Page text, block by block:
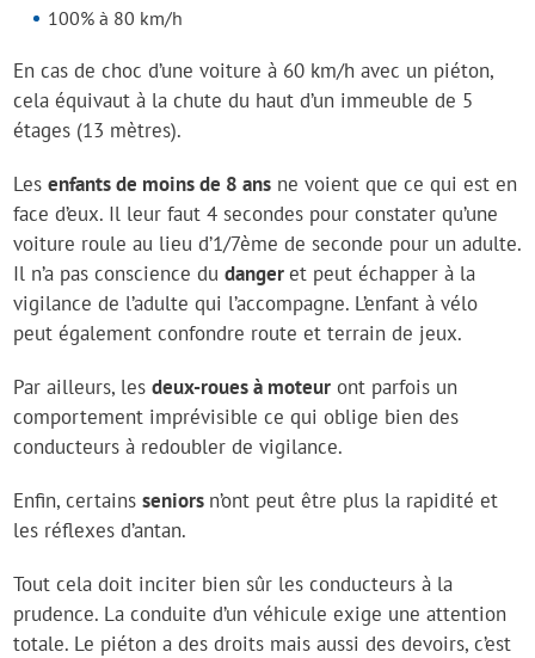
100% à 80 km/h
En cas de choc d’une voiture à 60 km/h avec un piéton,
cela équivaut à la chute du haut d’un immeuble de 5
étages (13 mètres).
Lesenfants de moins de 8 ans ne voient que ce qui est en
face d’eux. Il leur faut 4 secondes pour constater qu’une
voiture roule au lieu d’1/7ème de seconde pour un adulte.
Il n’a pas conscience dudangeret peut échapper à la
vigilance de l’adulte qui l’accompagne. L’enfant à vélo
peut également confondre route et terrain de jeux.
Par ailleurs, lesdeux-roues à moteur ont parfois un
comportement imprévisible ce qui oblige bien des
conducteurs à redoubler de vigilance.
Enfin, certainsseniors n’ont peut être plus la rapidité et
les réflexes d’antan.
Tout cela doit inciter bien sûr les conducteurs à la
prudence. La conduite d’un véhicule exige une attention
totale. Le piéton a des droits mais aussi des devoirs, c’est